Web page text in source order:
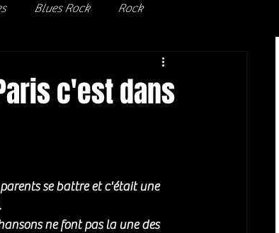
Blues Rock Rock
c'est dans
se battre et c'était une
ne font pas la une des